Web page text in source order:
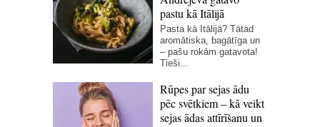
pastu kā Itālijā
Pasta kā Itālijā? Tātad
aromātiska, bagātīga un
– pašu rokām gatavota!
Tieši...
Rūpes par sejas ādu
pēc svētkiem – kā veikt
sejas ādas attīrīšanu un